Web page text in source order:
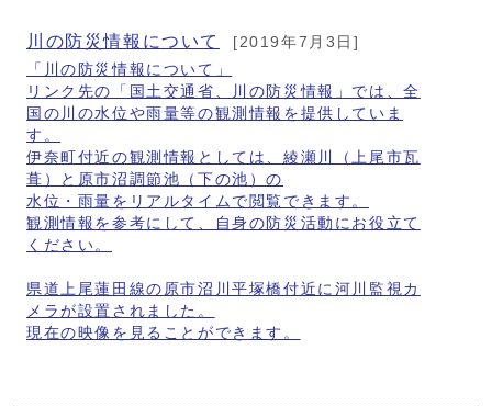
川の防災情報について
[2019年7月3日]
「川の防災情報について」
リンク先の「国土交通省、川の防災情報」では、全
国の川の水位や雨量等の観測情報を提供していま
す。
伊奈町付近の観測情報としては、綾瀬川（上尾市瓦
葺）と原市沼調節池（下の池）の
水位・雨量をリアルタイムで閲覧できます。
観測情報を参考にして、自身の防災活動にお役立て
ください。
県道上尾蓮田線の原市沼川平塚橋付近に河川監視カ
メラが設置されました。
現在の映像を見ることができます。